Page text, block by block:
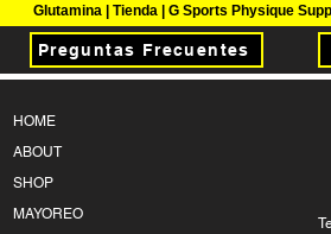
Glutamina | Tienda | G Sports Physique
Preguntas Frecuentes
HOME
ABOUT
SHOP
MAYOREO